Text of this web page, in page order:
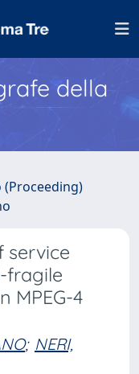
della
service
fragile
MPEG-4
; NERI,